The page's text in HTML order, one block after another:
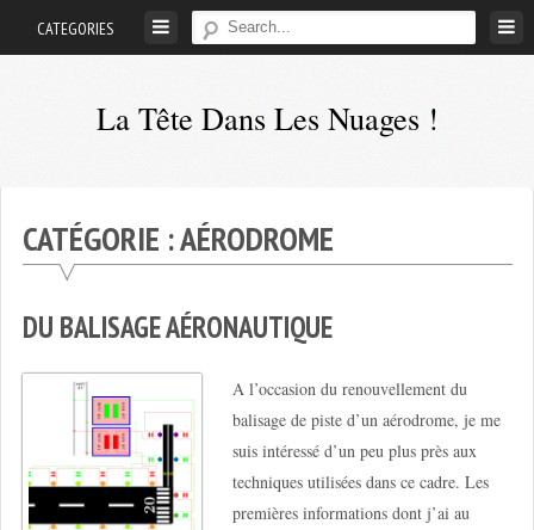
CATEGORIES
La Tête Dans Les Nuages !
petit
;-)
CATÉGORIE :AÉRODROME
DU BALISAGE AÉRONAUTIQUE
A l’occasion du renouvellement du
balisage de piste d’un aérodrome, je me
suis intéressé d’un peu plus près aux
techniques utilisées dans ce cadre. Les
premières informations dont j’ai au